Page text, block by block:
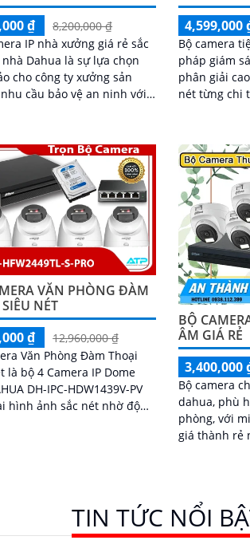
₫
8,200,000 ₫
IP nhà xưởng giá rẻ sắc
Dahua là sự lựa chọn
cho công ty xưởng sản
cầu bảo vệ an ninh với
nhà xưởng công nghệ IP
cung cấp hình ảnh rõ nét
cao cho người dùng với
camera IP Dahua bảo vệ
cho xưởng sản xuất tuyệt
4,599,000
Bộ camera
pháp giám
phân giải
nét từng chi
bảo hình
kiện thiếu
VĂN PHÒNG ĐÀM
NÉT
₫
12,960,000 ₫
Văn Phòng Đàm Thoại
là bộ 4 Camera IP Dome
DH-IPC-HDW1439V-PV
hình ảnh sắc nét nhờ độ
và hồng ngoại 30m, cùng
phát hiện con người, giúp
hiệu quả ngày đêm
BỘ
ÂM GIÁ RẺ
3,400,000
Bộ camera
dahua, phù
phòng, với
giá thành rẻ
TIN TỨC NỔI